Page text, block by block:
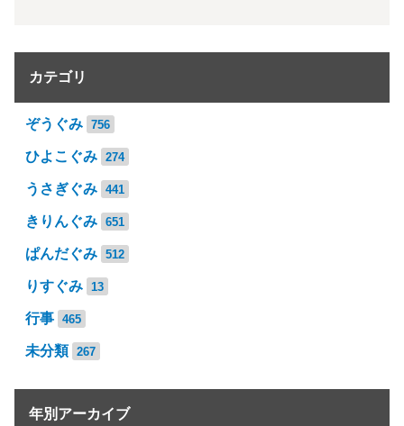
カテゴリ
ぞうぐみ 756
ひよこぐみ 274
うさぎぐみ 441
きりんぐみ 651
ぱんだぐみ 512
りすぐみ 13
行事 465
未分類 267
年別アーカイブ